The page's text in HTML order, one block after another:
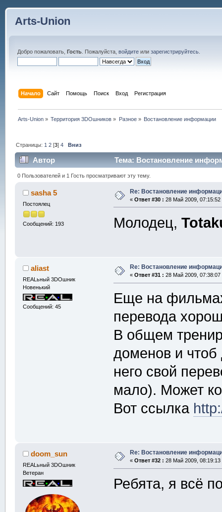
Arts-Union
Добро пожаловать, Гость. Пожалуйста, войдитеили зарегистрируйтесь.
Начало Сайт Помощь Поиск Вход Регистрация
Arts-Union » Территория 3DOшников » Разное» Востановление информации
Страницы: 1 2 [3]4 Вниз
Автор Тема: Востановление
0 Пользователей и 1 Гость просматривают эту тему.
sasha 5
Постоялец
Сообщений: 193
Re: Востановление
« Ответ #30 : 28 Май 2009, 07:15:52
Молодец,
aliast
REALьный 3DOшник
Новенький
Сообщений: 45
Re: Востановление
« Ответ #31 : 28 Май 2009, 07:38:07
Еще на
перевода
В общем
доменов и
него свой
мало). Может
Вот ссылка
doom_sun
REALьный 3DOшник
Ветеран
Re: Востановление
« Ответ #32 : 28 Май 2009, 08:19:13
Ребята, я всё